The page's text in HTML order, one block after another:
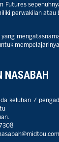
Futures
perwakilan atau
yang
NASABAH
keluhan /